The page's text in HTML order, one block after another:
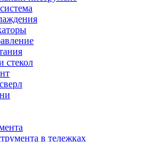
стекол
в тележках